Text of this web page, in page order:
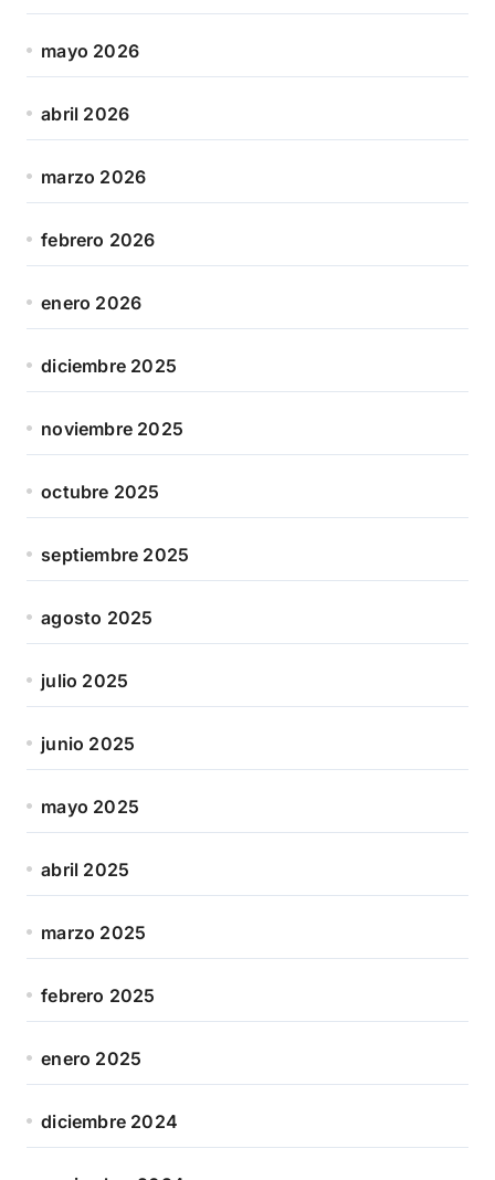
mayo 2026
abril 2026
marzo 2026
febrero 2026
enero 2026
diciembre 2025
noviembre 2025
octubre 2025
septiembre 2025
agosto 2025
julio 2025
junio 2025
mayo 2025
abril 2025
marzo 2025
febrero 2025
enero 2025
diciembre 2024